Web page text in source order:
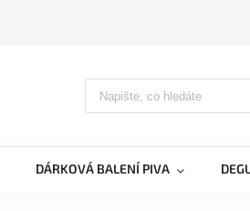
DÁRKOVÁ BALENÍ PIVA